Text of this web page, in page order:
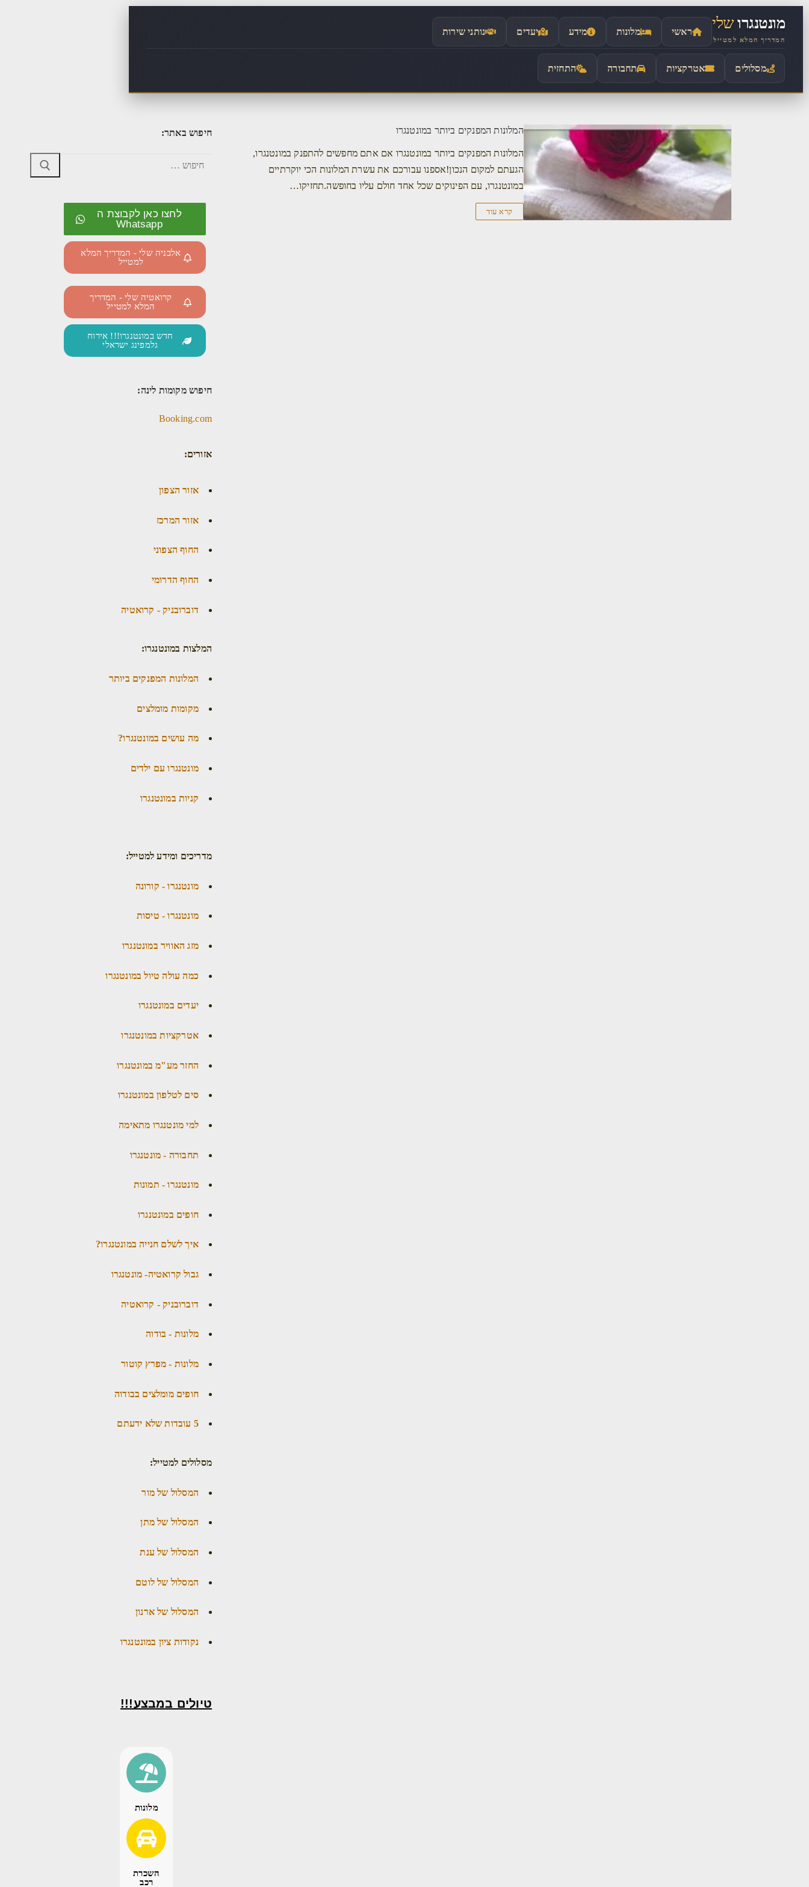
לתוכן
מונטנגרושלי
המדריך המלא למטייל
ראשי מלונות מידע יעדים נותני שירות
מסלולים אטרקציות תחבורה התחזית
המלונות המפנקים ביותר במונטנגרו
המלונות המפנקים ביותר במונטנגרו אם אתם מחפשים להתפנק במונטנגרו,
הגעתם למקום הנכון!אספנו עבורכם את עשרת המלונות הכי יוקרתיים
במונטנגרו, עם הפינוקים שכל אחד חולם עליו בחופשה.תחזיקו…
קרא עוד
חיפוש באתר:
לחצו כאן לקבוצת ה
Whatsapp
אלבניה שלי - המדריך המלא
למטייל
קרואטיה שלי - המדריך
המלא למטייל
חדש במונטנגרו!!! אירוח
גלמפינג ישראלי
חיפוש מקומות לינה:
Booking.com
אזורים:
אזור הצפון
אזור המרכז
החוף הצפוני
החוף הדרומי
דוברובניק - קרואטיה
המלצות במונטנגרו:
המלונות המפנקים ביותר
מקומות מומלצים
מה עושים במונטנגרו?
מונטנגרו עם ילדים
קניות במונטנגרו
מדריכים ומידע למטייל:
מונטנגרו - קורונה
מונטנגרו - טיסות
מזג האוויר במונטנגרו
כמה עולה טיול במונטנגרו
יעדים במונטנגרו
אטרקציות במונטנגרו
החזר מע"מ במונטנגרו
סים לטלפון במונטנגרו
למי מונטנגרו מתאימה
תחבורה - מונטנגרו
מונטנגרו - תמונות
חופים במונטנגרו
איך לשלם חנייה במונטנגרו?
גבול קרואטיה- מונטנגרו
דוברובניק - קרואטיה
מלונות - בודוה
מלונות - מפרץ קוטור
חופים מומלצים בבודוה
5 עובדות שלא ידעתם
מסלולים למטייל:
המסלול של מור
המסלול של מתן
המסלול של ענת
המסלול של לוטם
המסלול של ארנון
נקודות ציון במונטנגרו
טיולים במבצע!!!
מלונות
השכרת
רכב